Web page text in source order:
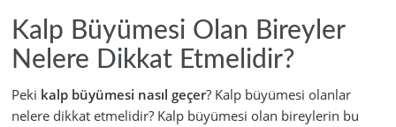
Kalp Büyümesi Olan Bireyler
Nelere Dikkat Etmelidir?
Peki kalp büyümesi nasıl geçer? Kalp büyümesi olanlar
nelere dikkat etmelidir? Kalp büyümesi olan bireylerin bu